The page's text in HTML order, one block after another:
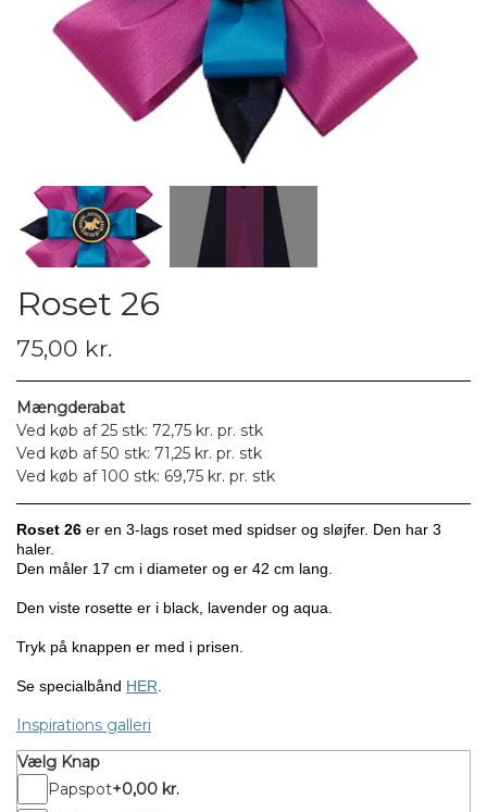
Roset 26
75,00 kr.
Mængderabat
Ved køb af 25 stk: 72,75 kr. pr. stk
Ved køb af 50 stk: 71,25 kr. pr. stk
Ved køb af 100 stk: 69,75 kr. pr. stk
Roset 26 er en 3-lags roset med spidser og sløjfer. Den har 3
haler.
Den måler 17 cm i diameter og er 42 cm lang.
Den viste rosette er i black, lavender og aqua.
Tryk på knappen er med i prisen.
Se specialbånd HER
Inspirations galleri
Vælg Knap
Papspot+0,00 kr.